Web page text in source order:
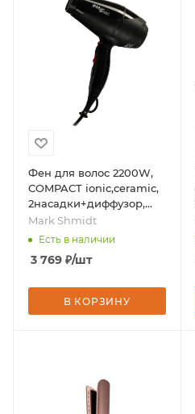
Фен для волос 2200W,
COMPACT ionic,ceramic,
2насадки+диффузор,
бренд - Mark Shmidt
Mark Shmidt
Есть в наличии
3 769 ₽/шт
В КОРЗИНУ